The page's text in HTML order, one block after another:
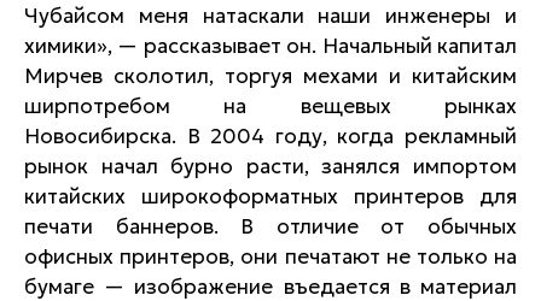
Чубайсом меня натаскали наши инженеры и
химики», — рассказывает он. Начальный капитал
Мирчев сколотил, торгуя мехами и китайским
ширпотребом на вещевых рынках
Новосибирска. В 2004 году, когда рекламный
рынок начал бурно расти, занялся импортом
китайских широкоформатных принтеров для
печати баннеров. В отличие от обычных
офисных принтеров, они печатают не только на
бумаге — изображение въедается в материал